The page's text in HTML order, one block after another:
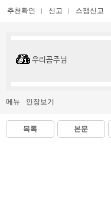
추천확인 신고 스팸신고
우리곰주님
메뉴 인장보기
목록 본문